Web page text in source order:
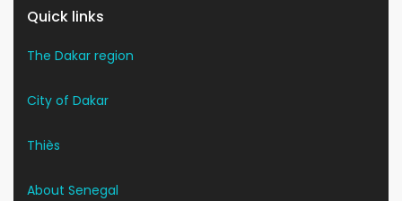
Quick links
The Dakar region
City of Dakar
Thiès
About Senegal